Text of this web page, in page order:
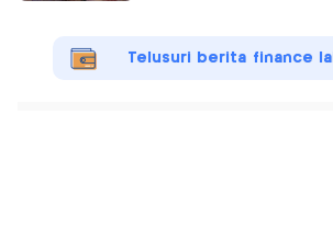
Telusuri berita finance